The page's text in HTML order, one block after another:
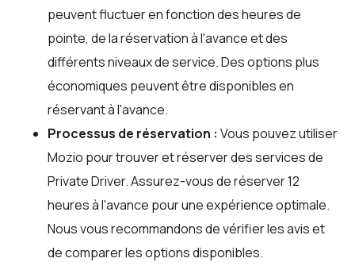
peuvent fluctuer en fonction des heures de
pointe, de la réservation à l'avance et des
différents niveaux de service. Des options plus
économiques peuvent être disponibles en
réservant à l'avance.
Processus de réservation : Vous pouvez utiliser
Mozio pour trouver et réserver des services de
Private Driver. Assurez-vous de réserver 12
heures à l'avance pour une expérience optimale.
Nous vous recommandons de vérifier les avis et
de comparer les options disponibles.